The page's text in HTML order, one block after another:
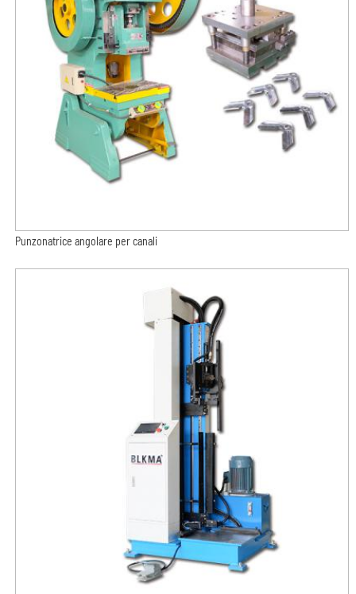
Punzonatrice angolare per canali